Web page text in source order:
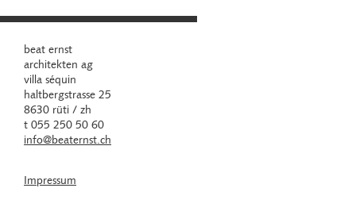
beat ernst
architekten ag
villa séquin
haltbergstrasse 25
8630 rüti / zh
t 055 250 50 60
info@beaternst.ch
Impressum